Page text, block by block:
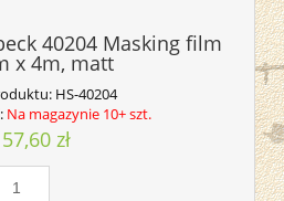
40204 Masking film
x 4m, matt
HS-40204
Na magazynie 10+ szt.
57,60 zł